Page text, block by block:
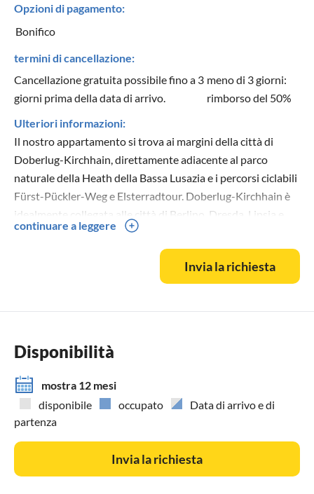
Opzioni di pagamento:
Bonifico
termini di cancellazione:
Cancellazione gratuita possibile fino a 3
giorni prima della data di arrivo.
meno di 3 giorni:
rimborso del 50%
Ulteriori informazioni:
Il nostro appartamento si trova ai margini della città di
Doberlug-Kirchhain, direttamente adiacente al parco
naturale della Heath della Bassa Lusazia e i percorsi ciclabili
Fürst-Pückler-Weg e Elsterradtour. Doberlug-Kirchhain è
idealmente collegata alle città di Berlino, Dresda, Lipsia e
Cottbus tramite una stazione ferroviaria di scambio,
rendendola facilmente accessibile in treno. Potete
parcheggiare la vostra auto gratuitamente presso
continuare a leggere
Invia la richiesta
Disponibilità
mostra 12 mesi
disponibile
occupato
Data di arrivo e di
partenza
Invia la richiesta